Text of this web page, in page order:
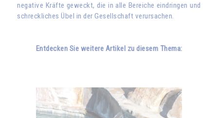
negative Kräfte geweckt, die in alle Bereiche eindringen und
schreckliches Übel in der Gesellschaft verursachen.
Entdecken Sie weitere Artikel zu diesem Thema: